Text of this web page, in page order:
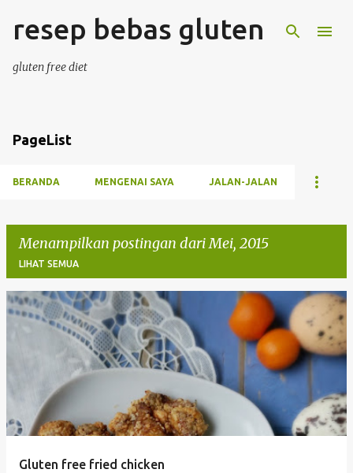
Langsung ke konten utama
resep bebas gluten
gluten free diet
PageList
BERANDA MENGENAI SAYA JALAN-JALAN
Menampilkan postingan dari Mei, 2015
LIHAT SEMUA
P
n
Gluten free fried chicken